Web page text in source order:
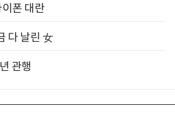
폰 대란
다 날린 女
관행